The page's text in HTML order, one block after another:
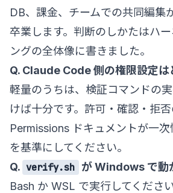
DB、課金、チームでの共同編集
卒業します。判断のしかたはハ
ングの全体像に書きました。
Q. Claude Code 側の権限設定は
軽量のうちは、検証コマンドの
けば十分です。許可・確認・拒
Permissions ドキュメントが一次
を基準にしてください。
Q. verify.sh が Windows で動
Bash か WSL で実行してくださ